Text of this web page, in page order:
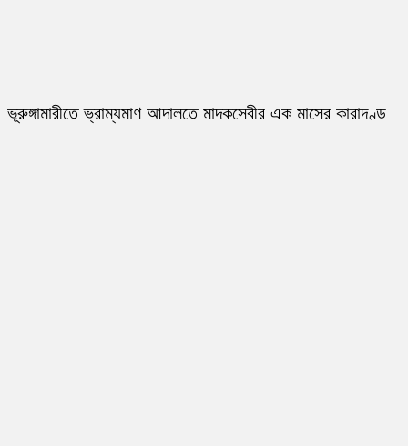
ভূরুঙ্গামারীতে ভ্রাম্যমাণ আদালতে মাদকসেবীর এক মাসের কারাদণ্ড